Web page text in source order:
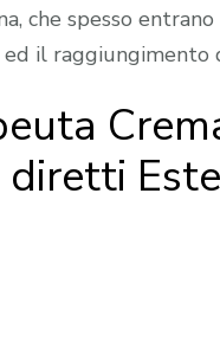
che spesso
il raggiungimento